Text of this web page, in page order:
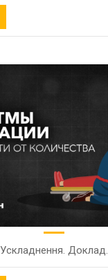
Ускладнення. Доклад.